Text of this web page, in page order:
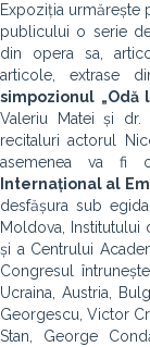
Expoziția urmărește
publicului o serie
din opera sa,
articole, extrase
simpozionul „Odă
Valeriu Matei și dr.
recitaluri actorul
asemenea va fi
Internațional al
desfășura sub
Moldova,
și a Centrului
Congresul
Ucraina, Austria,
Georgescu, Victor
Stan, George